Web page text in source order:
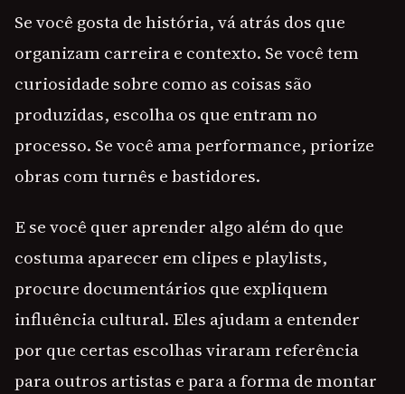
Se você gosta de história, vá atrás dos que
organizam carreira e contexto. Se você tem
curiosidade sobre como as coisas são
produzidas, escolha os que entram no
processo. Se você ama performance, priorize
obras com turnês e bastidores.
E se você quer aprender algo além do que
costuma aparecer em clipes e playlists,
procure documentários que expliquem
influência cultural. Eles ajudam a entender
por que certas escolhas viraram referência
para outros artistas e para a forma de montar